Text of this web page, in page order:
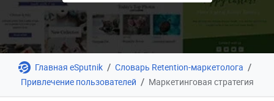
Главная eSputnik / Словарь Retention-маркетолога /
Привлечение пользователей / Маркетинговая стратегия